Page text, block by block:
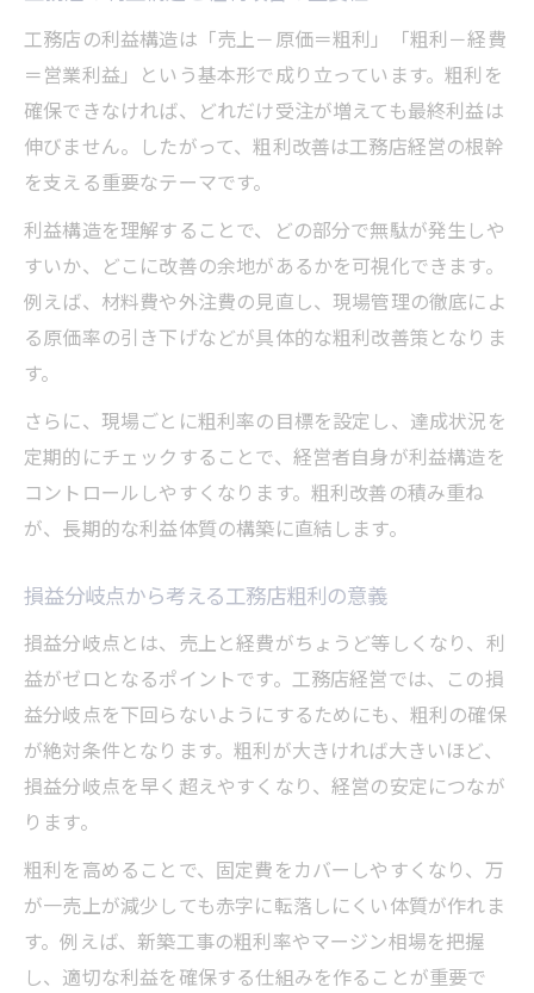
工務店の利益構造は「売上－原価＝粗利」「粗利－経費
＝営業利益」という基本形で成り立っています。粗利を
確保できなければ、どれだけ受注が増えても最終利益は
伸びません。したがって、粗利改善は工務店経営の根幹
を支える重要なテーマです。
利益構造を理解することで、どの部分で無駄が発生しや
すいか、どこに改善の余地があるかを可視化できます。
例えば、材料費や外注費の見直し、現場管理の徹底によ
る原価率の引き下げなどが具体的な粗利改善策となりま
す。
さらに、現場ごとに粗利率の目標を設定し、達成状況を
定期的にチェックすることで、経営者自身が利益構造を
コントロールしやすくなります。粗利改善の積み重ね
が、長期的な利益体質の構築に直結します。
損益分岐点から考える工務店粗利の意義
損益分岐点とは、売上と経費がちょうど等しくなり、利
益がゼロとなるポイントです。工務店経営では、この損
益分岐点を下回らないようにするためにも、粗利の確保
が絶対条件となります。粗利が大きければ大きいほど、
損益分岐点を早く超えやすくなり、経営の安定につなが
ります。
粗利を高めることで、固定費をカバーしやすくなり、万
が一売上が減少しても赤字に転落しにくい体質が作れま
す。例えば、新築工事の粗利率やマージン相場を把握
し、適切な利益を確保する仕組みを作ることが重要で